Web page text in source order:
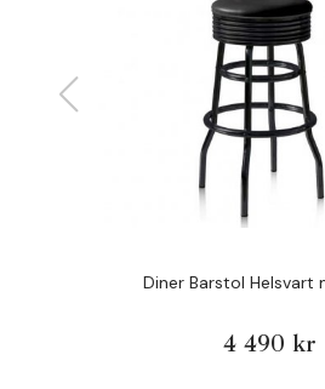
Diner Barstol Helsvart
4 490 kr